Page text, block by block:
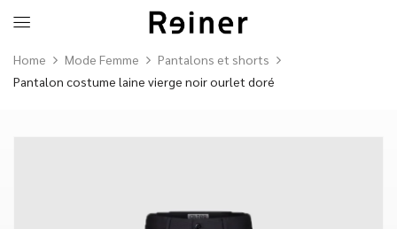
Home Mode Femme
Pantalons et shorts
Pantalon costume laine vierge noir ourlet doré